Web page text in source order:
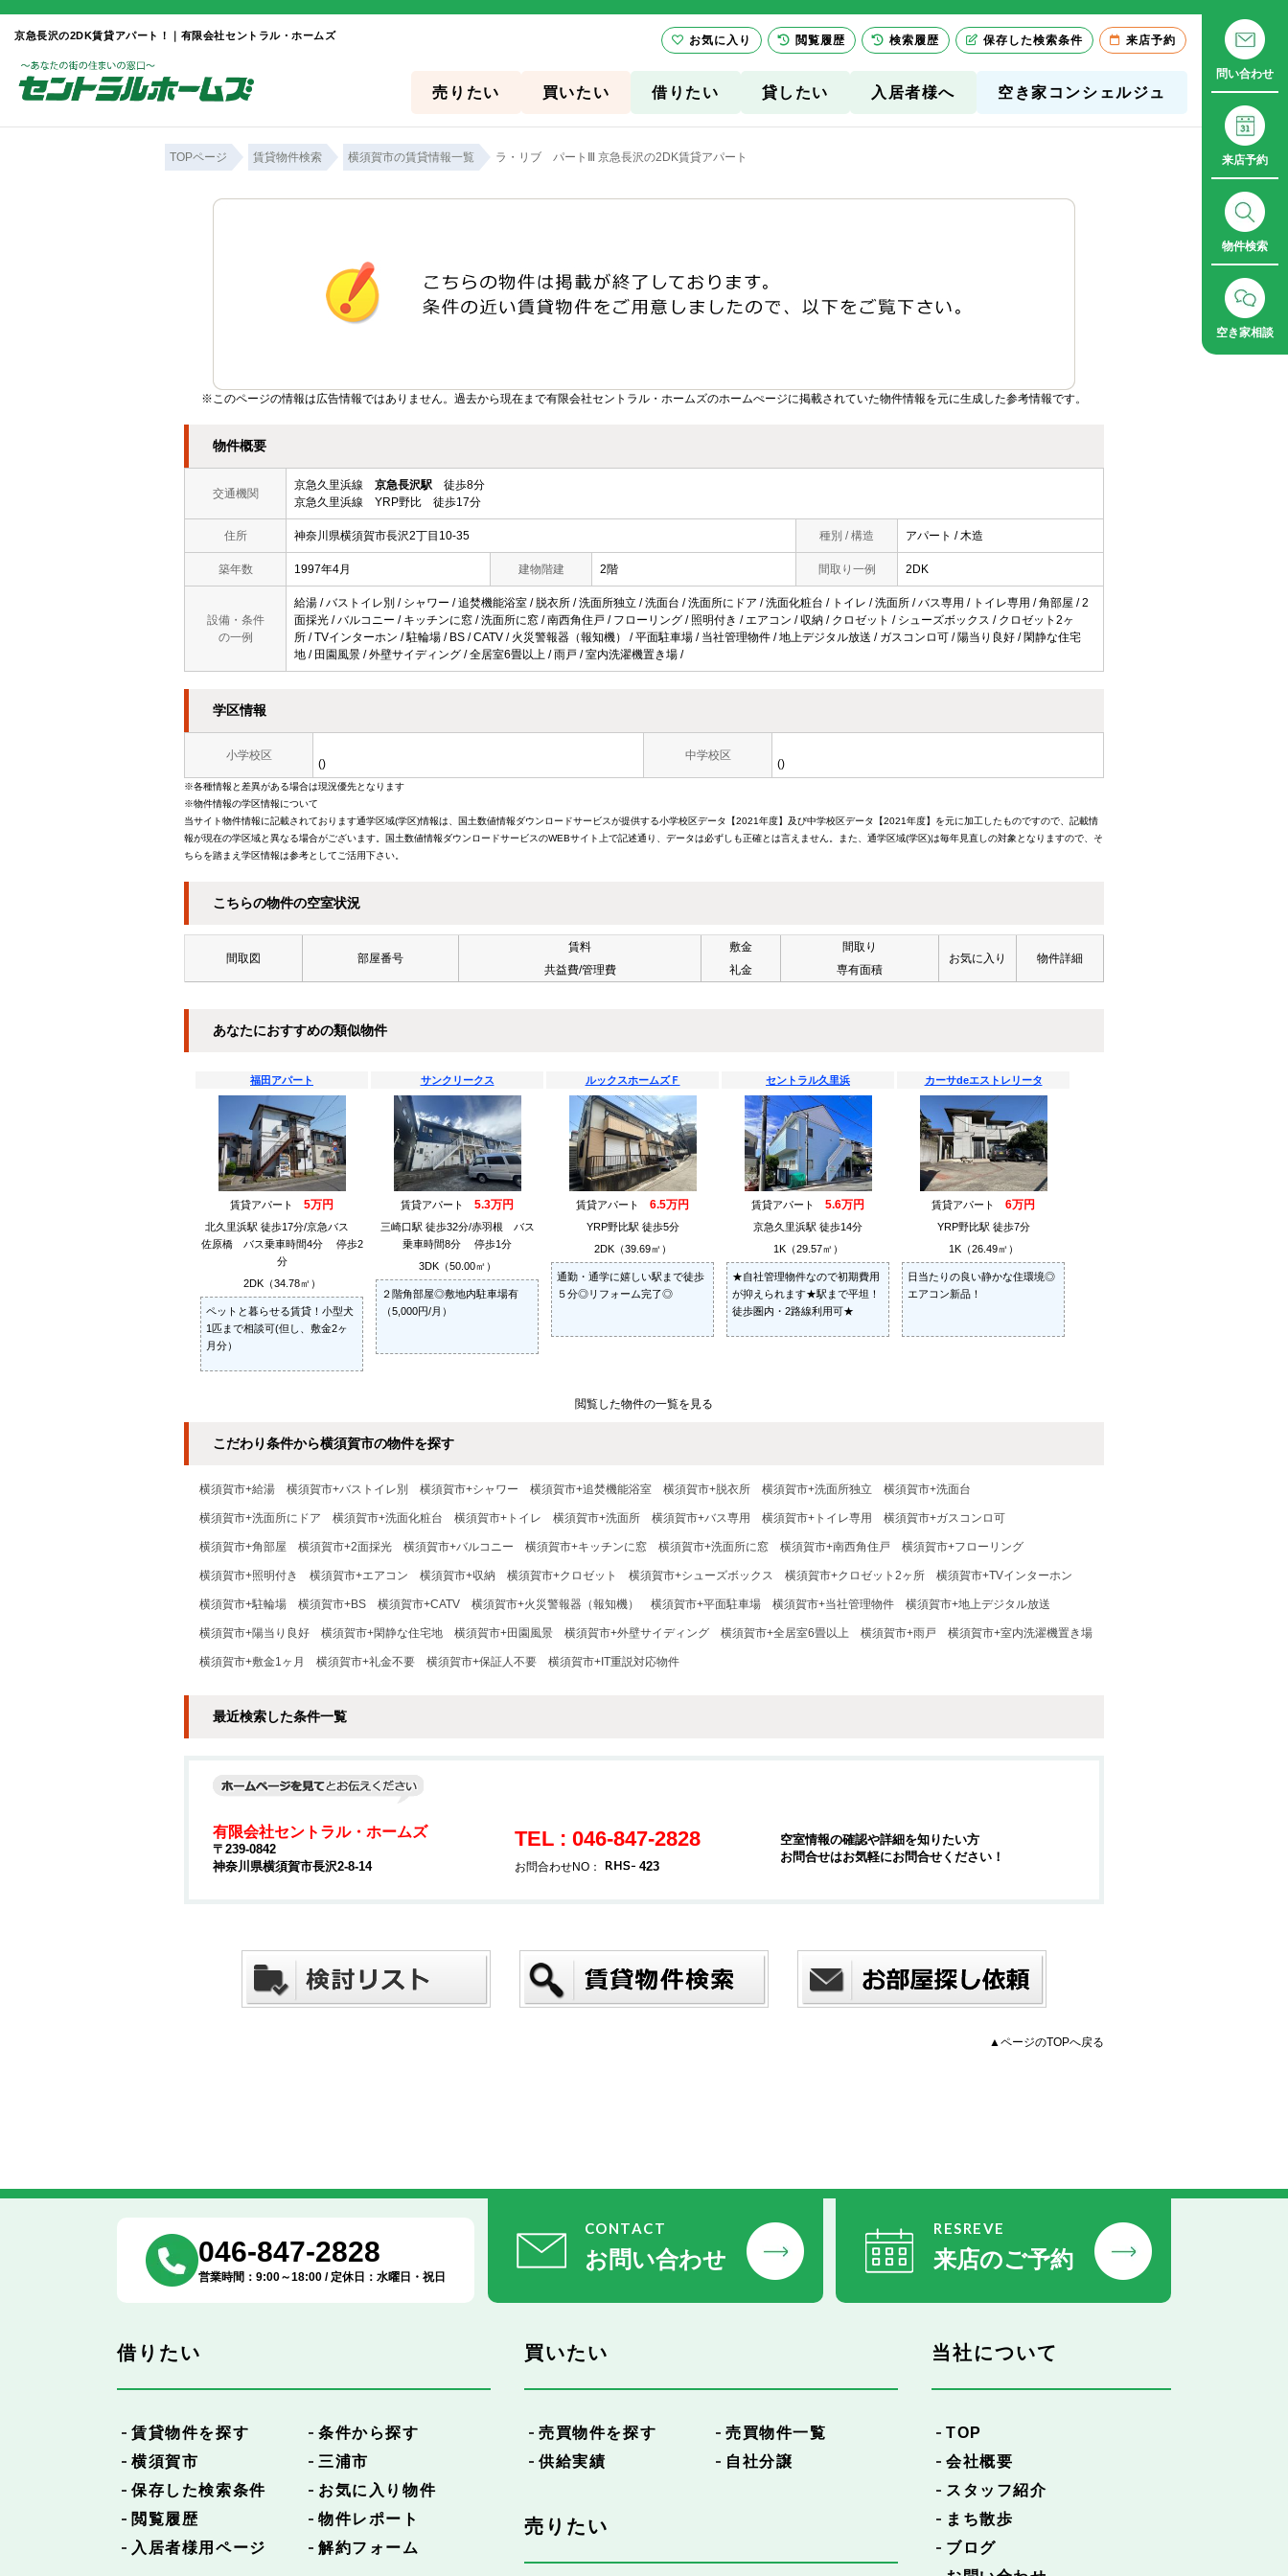
京急長沢の2DK賃貸アパート！｜有限会社セントラル・ホームズ
売りたい 買いたい 借りたい 貸したい 入居者様へ 空き家コンシェルジュ
問い合わせ
来店予約
物件検索
空き家相談
TOPページ 賃貸物件検索 横須賀市の賃貸情報一覧 ラ・リブ パートⅢ 京急長沢の2DK賃貸アパート
※このページの情報は広告情報ではありません。過去から現在まで有限会社セントラル・ホームズのホームぺージに掲載されていた物件情報を元に生成した参考情報です。
物件概要
交通機関
京急久里浜線 京急長沢駅 徒歩8分
京急久里浜線 YRP野比 徒歩17分
住所 神奈川県横須賀市長沢2丁目10-35 種別 / 構造 アパート / 木造
築年数 1997年4月 建物階建 2階 間取り一例 2DK
設備・条件
の一例
給湯 / バストイレ別 / シャワー / 追焚機能浴室 / 脱衣所 / 洗面所独立 / 洗面台 / 洗面所にドア / 洗面化粧台 / トイレ / 洗面所 / バス専用 / トイレ専用 / 角部屋 / 2
面採光 / バルコニー / キッチンに窓 / 洗面所に窓 / 南西角住戸 / フローリング / 照明付き / エアコン / 収納 / クロゼット / シューズボックス / クロゼット2ヶ
所 / TVインターホン / 駐輪場 / BS / CATV / 火災警報器（報知機） / 平面駐車場 / 当社管理物件 / 地上デジタル放送 / ガスコンロ可 / 陽当り良好 / 閑静な住宅
地 / 田園風景 / 外壁サイディング / 全居室6畳以上 / 雨戸 / 室内洗濯機置き場 /
学区情報
小学校区
()
中学校区
()
※各種情報と差異がある場合は現況優先となります
※物件情報の学区情報について
当サイト物件情報に記載されております通学区域(学区)情報は、国土数値情報ダウンロードサービスが提供する小学校区データ【2021年度】及び中学校区データ【2021年度】を元に加工したものですので、記載情
報が現在の学区域と異なる場合がございます。国土数値情報ダウンロードサービスのWEBサイト上で記述通り、データは必ずしも正確とは言えません。また、通学区域(学区)は毎年見直しの対象となりますので、そ
ちらを踏まえ学区情報は参考としてご活用下さい。
こちらの物件の空室状況
間取図 部屋番号
賃料
共益費/管理費
敷金
礼金
間取り
専有面積
お気に入り 物件詳細
あなたにおすすめの類似物件
福田アパート
賃貸アパート 5万円
北久里浜駅 徒歩17分/京急バス
佐原橋 バス乗車時間4分 停歩2
分
2DK（34.78㎡）
ペットと暮らせる賃貸！小型犬
1匹まで相談可(但し、敷金2ヶ
月分）
サンクリークス
賃貸アパート 5.3万円
三崎口駅 徒歩32分/赤羽根 バス
乗車時間8分 停歩1分
3DK（50.00㎡）
２階角部屋◎敷地内駐車場有
（5,000円/月）
ルックスホームズＦ
賃貸アパート 6.5万円
YRP野比駅 徒歩5分
2DK（39.69㎡）
通勤・通学に嬉しい駅まで徒歩
５分◎リフォーム完了◎
セントラル久里浜
賃貸アパート 5.6万円
京急久里浜駅 徒歩14分
1K（29.57㎡）
★自社管理物件なので初期費用
が抑えられます★駅まで平坦！
徒歩圏内・2路線利用可★
カーサdeエストレリータ
賃貸アパート 6万円
YRP野比駅 徒歩7分
1K（26.49㎡）
日当たりの良い静かな住環境◎
エアコン新品！
閲覧した物件の一覧を見る
こだわり条件から横須賀市の物件を探す
横須賀市+給湯 横須賀市+バストイレ別 横須賀市+シャワー 横須賀市+追焚機能浴室 横須賀市+脱衣所 横須賀市+洗面所独立 横須賀市+洗面台
横須賀市+洗面所にドア 横須賀市+洗面化粧台 横須賀市+トイレ 横須賀市+洗面所 横須賀市+バス専用 横須賀市+トイレ専用 横須賀市+ガスコンロ可
横須賀市+角部屋 横須賀市+2面採光 横須賀市+バルコニー 横須賀市+キッチンに窓 横須賀市+洗面所に窓 横須賀市+南西角住戸 横須賀市+フローリング
横須賀市+照明付き 横須賀市+エアコン 横須賀市+収納 横須賀市+クロゼット 横須賀市+シューズボックス 横須賀市+クロゼット2ヶ所 横須賀市+TVインターホン
横須賀市+駐輪場 横須賀市+BS 横須賀市+CATV 横須賀市+火災警報器（報知機） 横須賀市+平面駐車場 横須賀市+当社管理物件 横須賀市+地上デジタル放送
横須賀市+陽当り良好 横須賀市+閑静な住宅地 横須賀市+田園風景 横須賀市+外壁サイディング 横須賀市+全居室6畳以上 横須賀市+雨戸 横須賀市+室内洗濯機置き場
横須賀市+敷金1ヶ月 横須賀市+礼金不要 横須賀市+保証人不要 横須賀市+IT重説対応物件
最近検索した条件一覧
有限会社セントラル・ホームズ
〒239-0842
神奈川県横須賀市長沢2-8-14
TEL : 046-847-2828
お問合わせNO： 423
空室情報の確認や詳細を知りたい方
お問合せはお気軽にお問合せください！
▲ページのTOPへ戻る
046-847-2828
営業時間：9:00～18:00 / 定休日：水曜日・祝日
CONTACT
お問い合わせ
RESREVE
来店のご予約
借りたい
賃貸物件を探す
条件から探す
横須賀市
三浦市
保存した検索条件
お気に入り物件
閲覧履歴
物件レポート
入居者様用ページ
解約フォーム
買いたい
売買物件を探す
売買物件一覧
供給実績
自社分譲
売りたい
当社について
TOP
会社概要
スタッフ紹介
まち散歩
ブログ
お気に入り 閲覧履歴 検索履歴 保存した検索条件 来店予約